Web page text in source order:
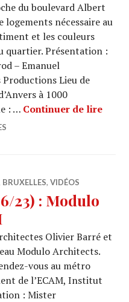
du boulevard Albert
nécessaire au
et les couleurs
quartier. Présentation :
– Emanuel
Lieu de
à 1000
: … Continuer de lire
BRUXELLES,VIDÉOS
23) : Modulo
Olivier Barré et
Modulo Architects.
vous au métro
de l’ECAM, Institut
: Mister